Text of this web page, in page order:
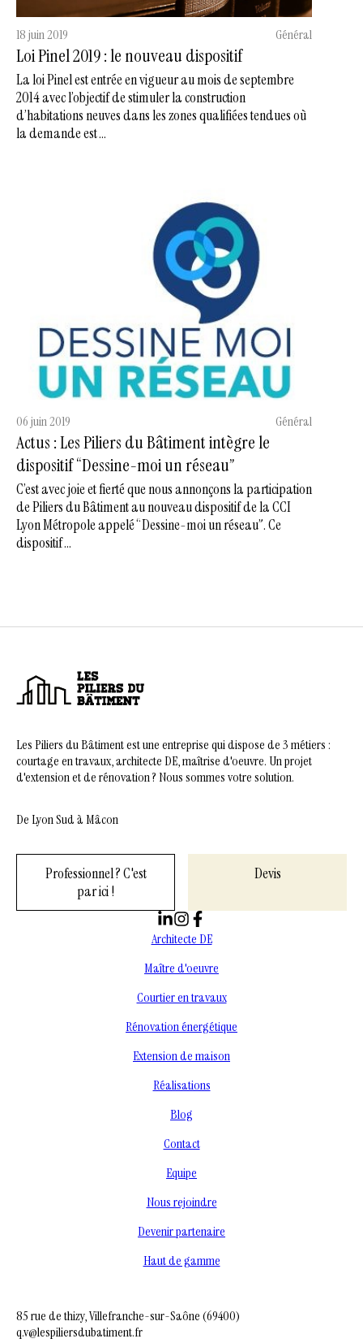
18 juin 2019 Général
Loi Pinel 2019 : le nouveau dispositif
La loi Pinel est entrée en vigueur au mois de septembre
2014 avec l’objectif de stimuler la construction
d’habitations neuves dans les zones qualifiées tendues où
la demande est ...
06 juin 2019 Général
Actus : Les Piliers du Bâtiment intègre le
dispositif “Dessine-moi un réseau”
C’est avec joie et fierté que nous annonçons la participation
de Piliers du Bâtiment au nouveau dispositif de la CCI
Lyon Métropole appelé “Dessine-moi un réseau”. Ce
dispositif ...
Les Piliers du Bâtiment est une entreprise qui dispose de 3 métiers :
courtage en travaux, architecte DE, maîtrise d'oeuvre. Un projet
d'extension et de rénovation ? Nous sommes votre solution.
De Lyon Sud à Mâcon
Professionnel ? C'est
par ici !
Devis
Architecte DE
Maître d'oeuvre
Courtier en travaux
Rénovation énergétique
Extension de maison
Réalisations
Blog
Contact
Equipe
Nous rejoindre
Devenir partenaire
Haut de gamme
85 rue de thizy, Villefranche-sur-Saône (69400)
q.v@lespiliersdubatiment.fr